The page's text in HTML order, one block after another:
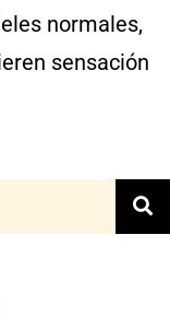
normales,
sensación